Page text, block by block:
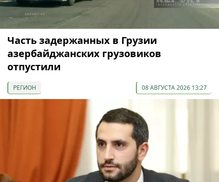
Часть задержанных в Грузии
азербайджанских грузовиков
отпустили
РЕГИОН 08 АВГУСТА 2026 13:27